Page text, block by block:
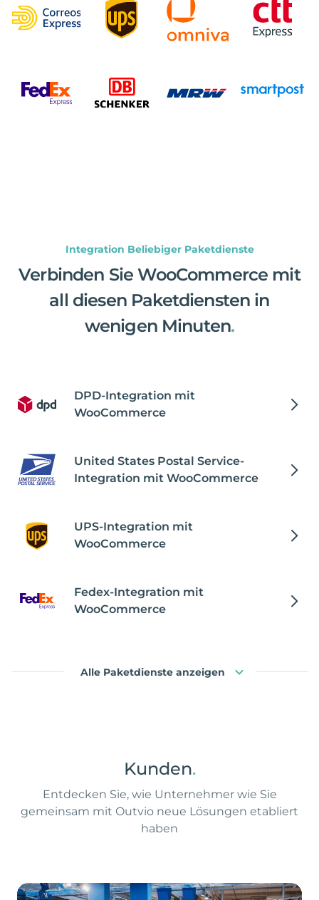
Integration Beliebiger Paketdienste
Verbinden Sie WooCommerce mit
all diesen Paketdiensten in
wenigen Minuten.
DPD-Integration mit
WooCommerce
United States Postal Service-
Integration mit WooCommerce
UPS-Integration mit
WooCommerce
Fedex-Integration mit
WooCommerce
Alle Paketdienste anzeigen
Kunden.
Entdecken Sie, wie Unternehmer wie Sie
gemeinsam mit Outvio neue Lösungen etabliert
haben